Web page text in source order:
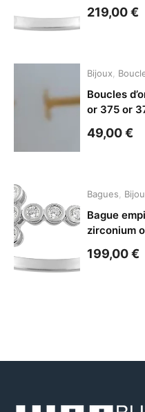
219,00€
Bijoux
Boucles
or 375 or
49,00€
Bagues
Bague
zirconium
199,00€